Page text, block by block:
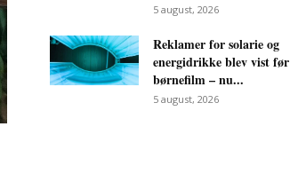
5 august, 2026
Reklamer for solarie og
energidrikke blev vist før
børnefilm – nu...
5 august, 2026